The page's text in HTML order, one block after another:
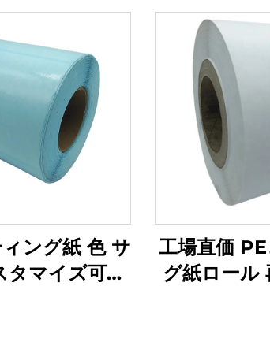
ング紙 色 サ
タマイズ可能
工場直価
グ紙ロール